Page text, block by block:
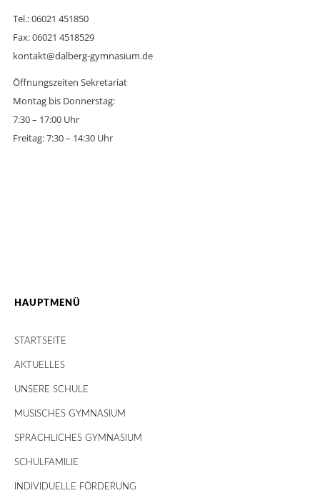
Tel.: 06021 451850
Fax: 06021 4518529
kontakt@dalberg-gymnasium.de
Öffnungszeiten Sekretariat
Montag bis Donnerstag:
7:30 – 17:00 Uhr
Freitag: 7:30 – 14:30 Uhr
HAUPTMENÜ
STARTSEITE
AKTUELLES
UNSERE SCHULE
MUSISCHES GYMNASIUM
SPRACHLICHES GYMNASIUM
SCHULFAMILIE
INDIVIDUELLE FÖRDERUNG